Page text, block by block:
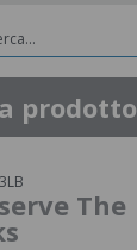
prodotto
The